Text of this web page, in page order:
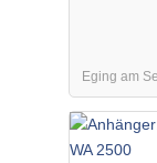
Eging am